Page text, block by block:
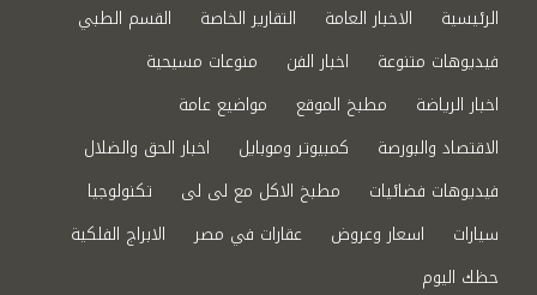
الرئيسية الاخبار العامة التقارير الخاصة
القسم الطبي
فيديوهات متنوعة
اخبار الفن
منوعات مسيحية
اخبار الرياضة
مطبخ الموقع
مواضيع عامة
الاقتصاد والبورصة
كمبيوتر وموبايل
اخبار الحق والضلال
فيديوهات فضائيات
مطبخ الاكل مع لى لى
تكنولوجيا
سيارات
اسعار وعروض عقارات في مصر
الابراج الفلكية
حظك اليوم